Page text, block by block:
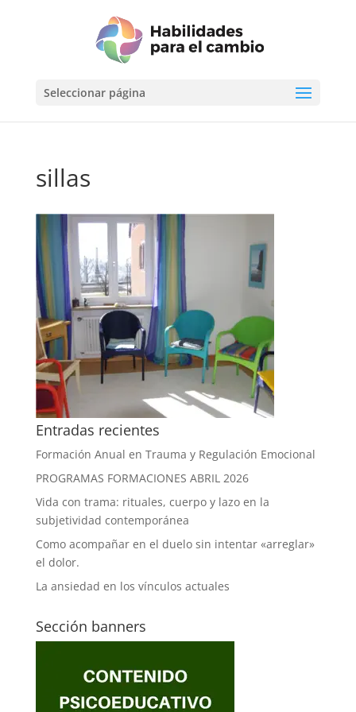
Seleccionar página
sillas
Entradas recientes
Formación Anual en Trauma y Regulación Emocional
PROGRAMAS FORMACIONES ABRIL 2026
Vida con trama: rituales, cuerpo y lazo en la
subjetividad contemporánea
Como acompañar en el duelo sin intentar «arreglar»
el dolor.
La ansiedad en los vínculos actuales
Sección banners